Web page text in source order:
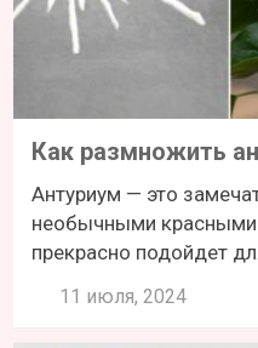
Как размножить
Антуриум — это
необычными красными
прекрасно подойдет
11 июля, 2024